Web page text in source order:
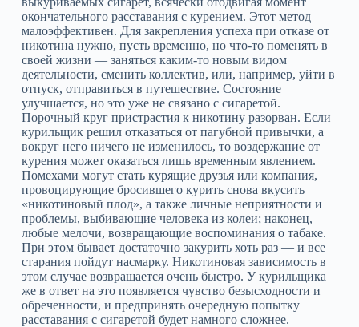
окончательного расставания с курением. Этот метод
малоэффективен. Для закрепления успеха при отказе от
никотина нужно, пусть временно, но что‑то поменять в
своей жизни — заняться каким‑то новым видом
деятельности, сменить коллектив, или, например, уйти в
отпуск, отправиться в путешествие. Состояние
улучшается, но это уже не связано с сигаретой.
Порочный круг пристрастия к никотину разорван. Если
курильщик решил отказаться от пагубной привычки, а
вокруг него ничего не изменилось, то воздержание от
курения может оказаться лишь временным явлением.
Помехами могут стать курящие друзья или компания,
провоцирующие бросившего курить снова вкусить
«никотиновый плод», а также личные неприятности и
проблемы, выбивающие человека из колеи; наконец,
любые мелочи, возвращающие воспоминания о табаке.
При этом бывает достаточно закурить хоть раз — и все
старания пойдут насмарку. Никотиновая зависимость в
этом случае возвращается очень быстро. У курильщика
же в ответ на это появляется чувство безысходности и
обреченности, и предпринять очередную попытку
расставания с сигаретой будет намного сложнее.